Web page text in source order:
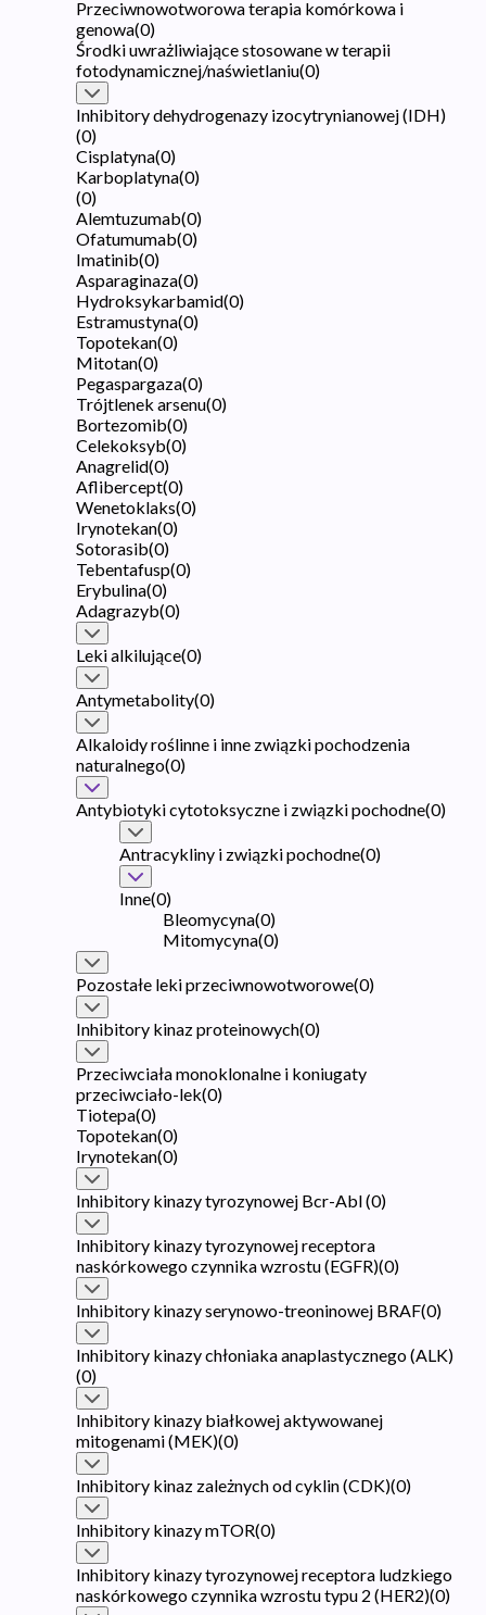
Przeciwnowotworowa terapia komórkowa i
genowa(0)
Środki uwrażliwiające stosowane w terapii
fotodynamicznej/naświetlaniu(0)
Inhibitory dehydrogenazy izocytrynianowej (IDH)
(0)
Cisplatyna(0)
Karboplatyna(0)
(0)
Alemtuzumab(0)
Ofatumumab(0)
Imatinib(0)
Asparaginaza(0)
Hydroksykarbamid(0)
Estramustyna(0)
Topotekan(0)
Mitotan(0)
Pegaspargaza(0)
Trójtlenek arsenu(0)
Bortezomib(0)
Celekoksyb(0)
Anagrelid(0)
Aflibercept(0)
Wenetoklaks(0)
Irynotekan(0)
Sotorasib(0)
Tebentafusp(0)
Erybulina(0)
Adagrazyb(0)
Leki alkilujące(0)
Antymetabolity(0)
Alkaloidy roślinne i inne związki pochodzenia
naturalnego(0)
Antybiotyki cytotoksyczne i związki pochodne(0)
Antracykliny i związki pochodne(0)
Inne(0)
Bleomycyna(0)
Mitomycyna(0)
Pozostałe leki przeciwnowotworowe(0)
Inhibitory kinaz proteinowych(0)
Przeciwciała monoklonalne i koniugaty
przeciwciało-lek(0)
Tiotepa(0)
Topotekan(0)
Irynotekan(0)
Inhibitory kinazy tyrozynowej Bcr-Abl(0)
Inhibitory kinazy tyrozynowej receptora
naskórkowego czynnika wzrostu (EGFR)(0)
Inhibitory kinazy serynowo-treoninowej BRAF(0)
Inhibitory kinazy chłoniaka anaplastycznego (ALK)
(0)
Inhibitory kinazy białkowej aktywowanej
mitogenami (MEK)(0)
Inhibitory kinaz zależnych od cyklin (CDK)(0)
Inhibitory kinazy mTOR(0)
Inhibitory kinazy tyrozynowej receptora ludzkiego
naskórkowego czynnika wzrostu typu 2 (HER2)(0)